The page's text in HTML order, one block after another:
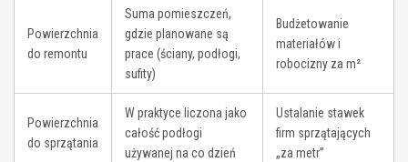
Powierzchnia
do remontu
Suma pomieszczeń,
gdzie planowane są
prace (ściany, podłogi,
sufity)
Budżetowanie
materiałów i
robocizny za m²
Powierzchnia
do sprzątania
W praktyce liczona jako
całość podłogi
używanej na co dzień
Ustalanie stawek
firm sprzątających
„za metr”